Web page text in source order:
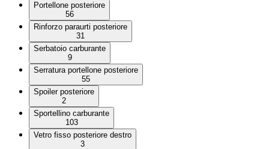
Portellone posteriore
56
Rinforzo paraurti posteriore
31
Serbatoio carburante
9
Serratura portellone posteriore
55
Spoiler posteriore
2
Sportellino carburante
103
Vetro fisso posteriore destro
3